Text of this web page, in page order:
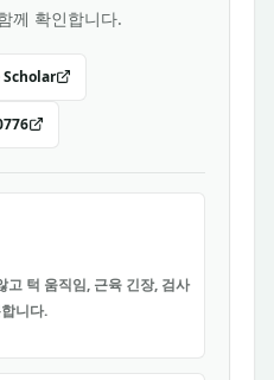
께 확인합니다.
고 턱 움직임, 근육 긴장, 검사
니다.